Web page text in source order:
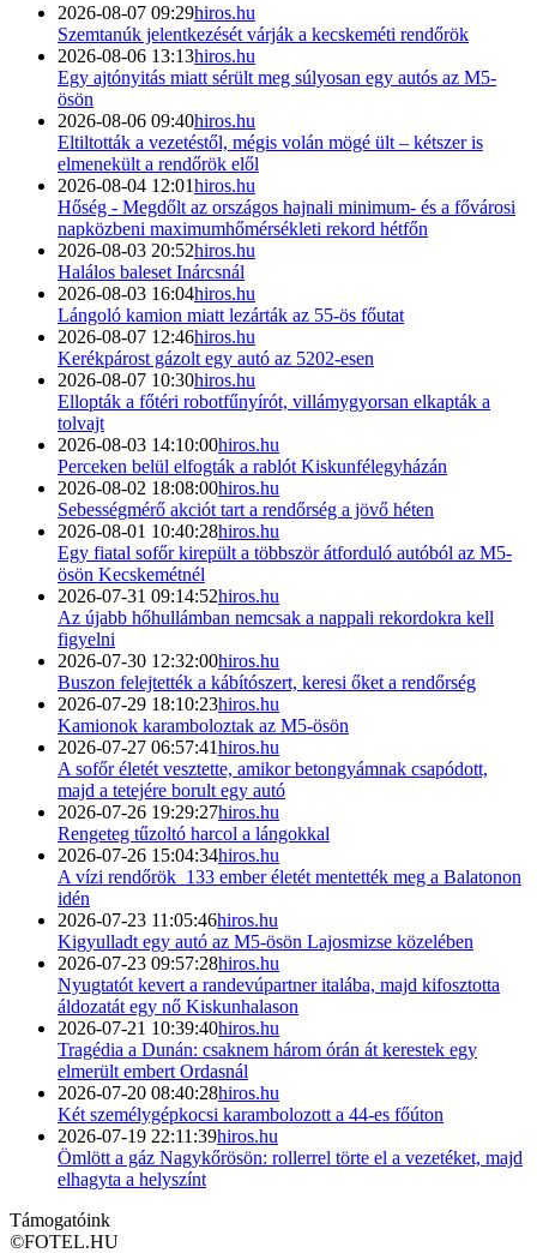
2026-08-07 09:29hiros.hu
Szemtanúk jelentkezését várják a kecskeméti rendőrök
2026-08-06 13:13hiros.hu
Egy ajtónyitás miatt sérült meg súlyosan egy autós az M5-
ösön
2026-08-06 09:40hiros.hu
Eltiltották a vezetéstől, mégis volán mögé ült – kétszer is
elmenekült a rendőrök elől
2026-08-04 12:01hiros.hu
Hőség - Megdőlt az országos hajnali minimum- és a fővárosi
napközbeni maximumhőmérsékleti rekord hétfőn
2026-08-03 20:52hiros.hu
Halálos baleset Inárcsnál
2026-08-03 16:04hiros.hu
Lángoló kamion miatt lezárták az 55-ös főutat
2026-08-07 12:46hiros.hu
Kerékpárost gázolt egy autó az 5202-esen
2026-08-07 10:30hiros.hu
Ellopták a főtéri robotfűnyírót, villámygyorsan elkapták a
tolvajt
2026-08-03 14:10:00hiros.hu
Perceken belül elfogták a rablót Kiskunfélegyházán
2026-08-02 18:08:00hiros.hu
Sebességmérő akciót tart a rendőrség a jövő héten
2026-08-01 10:40:28hiros.hu
Egy fiatal sofőr kirepült a többször átforduló autóból az M5-
ösön Kecskemétnél
2026-07-31 09:14:52hiros.hu
Az újabb hőhullámban nemcsak a nappali rekordokra kell
figyelni
2026-07-30 12:32:00hiros.hu
Buszon felejtették a kábítószert, keresi őket a rendőrség
2026-07-29 18:10:23hiros.hu
Kamionok karamboloztak az M5-ösön
2026-07-27 06:57:41hiros.hu
A sofőr életét vesztette, amikor betongyámnak csapódott,
majd a tetejére borult egy autó
2026-07-26 19:29:27hiros.hu
Rengeteg tűzoltó harcol a lángokkal
2026-07-26 15:04:34hiros.hu
A vízi rendőrök 133 ember életét mentették meg a Balatonon
idén
2026-07-23 11:05:46hiros.hu
Kigyulladt egy autó az M5-ösön Lajosmizse közelében
2026-07-23 09:57:28hiros.hu
Nyugtatót kevert a randevúpartner italába, majd kifosztotta
áldozatát egy nő Kiskunhalason
2026-07-21 10:39:40hiros.hu
Tragédia a Dunán: csaknem három órán át kerestek egy
elmerült embert Ordasnál
2026-07-20 08:40:28hiros.hu
Két személygépkocsi karambolozott a 44-es főúton
2026-07-19 22:11:39hiros.hu
Ömlött a gáz Nagykőrösön: rollerrel törte el a vezetéket, majd
elhagyta a helyszínt
Támogatóink
©FOTEL.HU